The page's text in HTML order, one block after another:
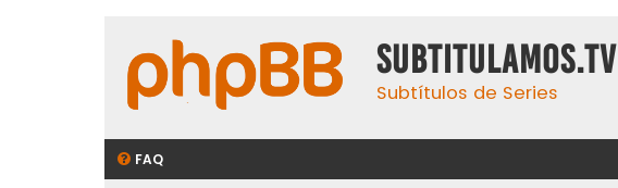
subtitulamos.tv
Subtítulos de Series
FAQ